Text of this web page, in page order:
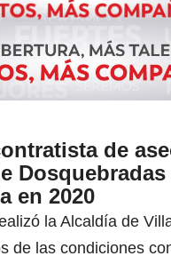
de
Dosquebradas
en 2020
la Alcaldía de
de las condiciones